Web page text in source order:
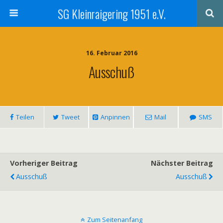
SG Kleinraigering 1951 e.V.
16. Februar 2016
Ausschuß
Teilen Tweet Anpinnen Mail SMS
Vorheriger Beitrag
Ausschuß
Nächster Beitrag
Ausschuß
Zum Seitenanfang